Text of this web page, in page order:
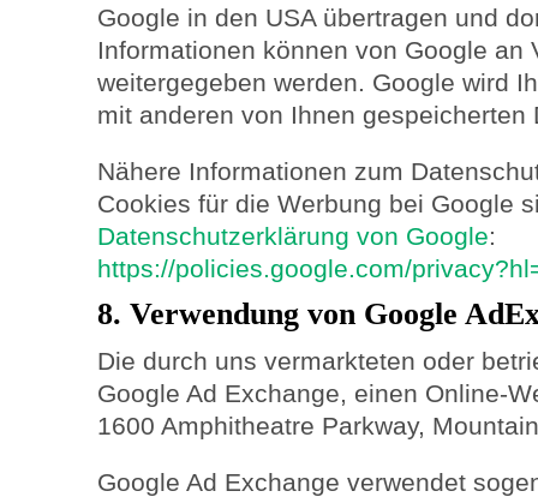
Google in den USA übertragen und
Informationen können von Google an
weitergegeben werden. Google wird
mit anderen von Ihnen gespeicherten
Nähere Informationen zum
Cookies für die Werbung bei Google
Datenschutzerklärung von Google:
https://policies.google.com/
8. Verwendung von Google
Die durch uns vermarkteten oder
Google Ad Exchange, einen Online-
1600 Amphitheatre Parkway,
Google Ad Exchange verwendet